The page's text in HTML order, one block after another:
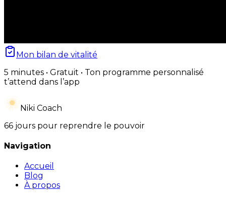
Mon bilan de vitalité
5 minutes • Gratuit • Ton programme personnalisé
t’attend dans l’app
Niki Coach
66 jours pour reprendre le pouvoir
Navigation
Accueil
Blog
À propos